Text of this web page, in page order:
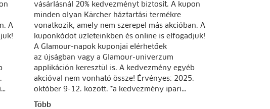
A
vásárlásnál 20% kedvezményt biztosít. A kupon
minden olyan Kärcher háztartási termékre
vonatkozik, amely nem szerepel más akcióban. A
kuponkódot üzleteinkben és online is elfogadjuk!
A Glamour-napok kuponjai elérhetőek
az újságban vagy a Glamour-univerzum
applikáción keresztül is. A kedvezmény egyéb
akcióval nem vonható össze! Érvényes: 2025.
október 9-12. között. *a kedvezmény ipari…
Több